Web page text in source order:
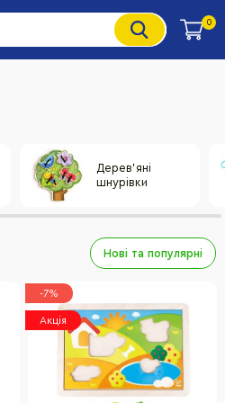
0
Дерев'яні
шнурівки
Нові та популярні
-7%
Акція